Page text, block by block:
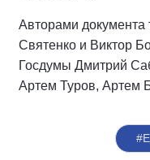
Авторами документа
Святенко и Виктор
Госдумы Дмитрий
Артем Туров, Артем